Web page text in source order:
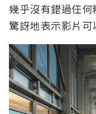
幾乎沒有錯過任何
驚訝地表示影片可